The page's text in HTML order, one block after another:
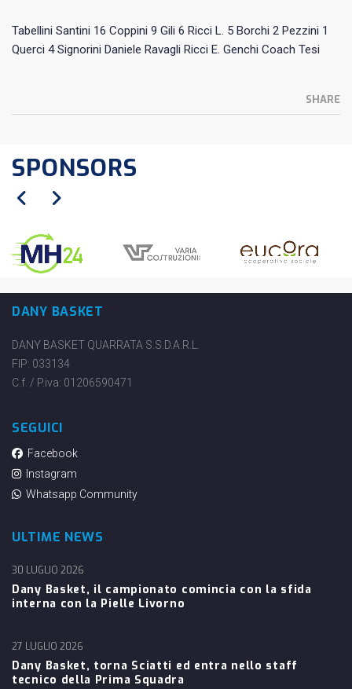
Tabellini Santini 16 Coppini 9 Gili 6 Ricci L. 5 Borchi 2 Pezzini 1
Querci 4 Signorini Daniele Ravagli Ricci E. Genchi Coach Tesi
SHARE
SPONSORS
DANY BASKET
DANY BASKET QUARRATA S.S.D.A.R.L.
FIP: 033134
C.f. / P.iva: 01206590471
SEGUICI
Facebook
Instagram
Whatsapp Community
ULTIME NEWS
Dany Basket, il campionato comincia con la sfida
interna con la Pielle Livorno
30 LUGLIO 2026
Dany Basket, torna Sciatti ed entra nello staff
tecnico della Prima Squadra
27 LUGLIO 2026